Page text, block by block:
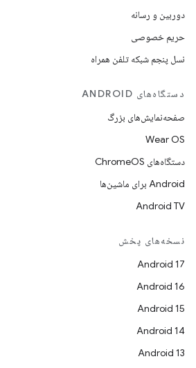
دوربین و رسانه
حریم خصوصی
نسل پنجم شبکه تلفن همراه
دستگاه‌های ANDROID
صفحه‌نمایش‌های بزرگ
Wear OS
دستگاه‌های ChromeOS
Android برای ماشین‌ها
Android TV
نسخه‌های پخش
Android 17
Android 16
Android 15
Android 14
Android 13